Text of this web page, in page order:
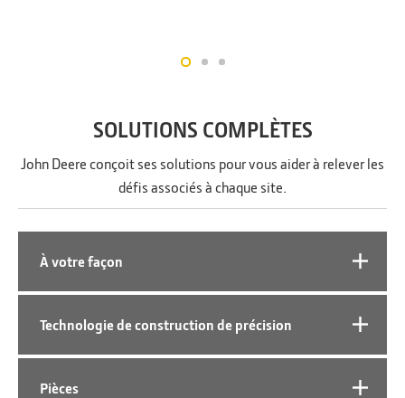
SOLUTIONS COMPLÈTES
John Deere conçoit ses solutions pour vous aider à relever les
défis associés à chaque site.
À votre façon
Technologie de construction de précision
Pièces